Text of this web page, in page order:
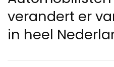
verandert er
in heel